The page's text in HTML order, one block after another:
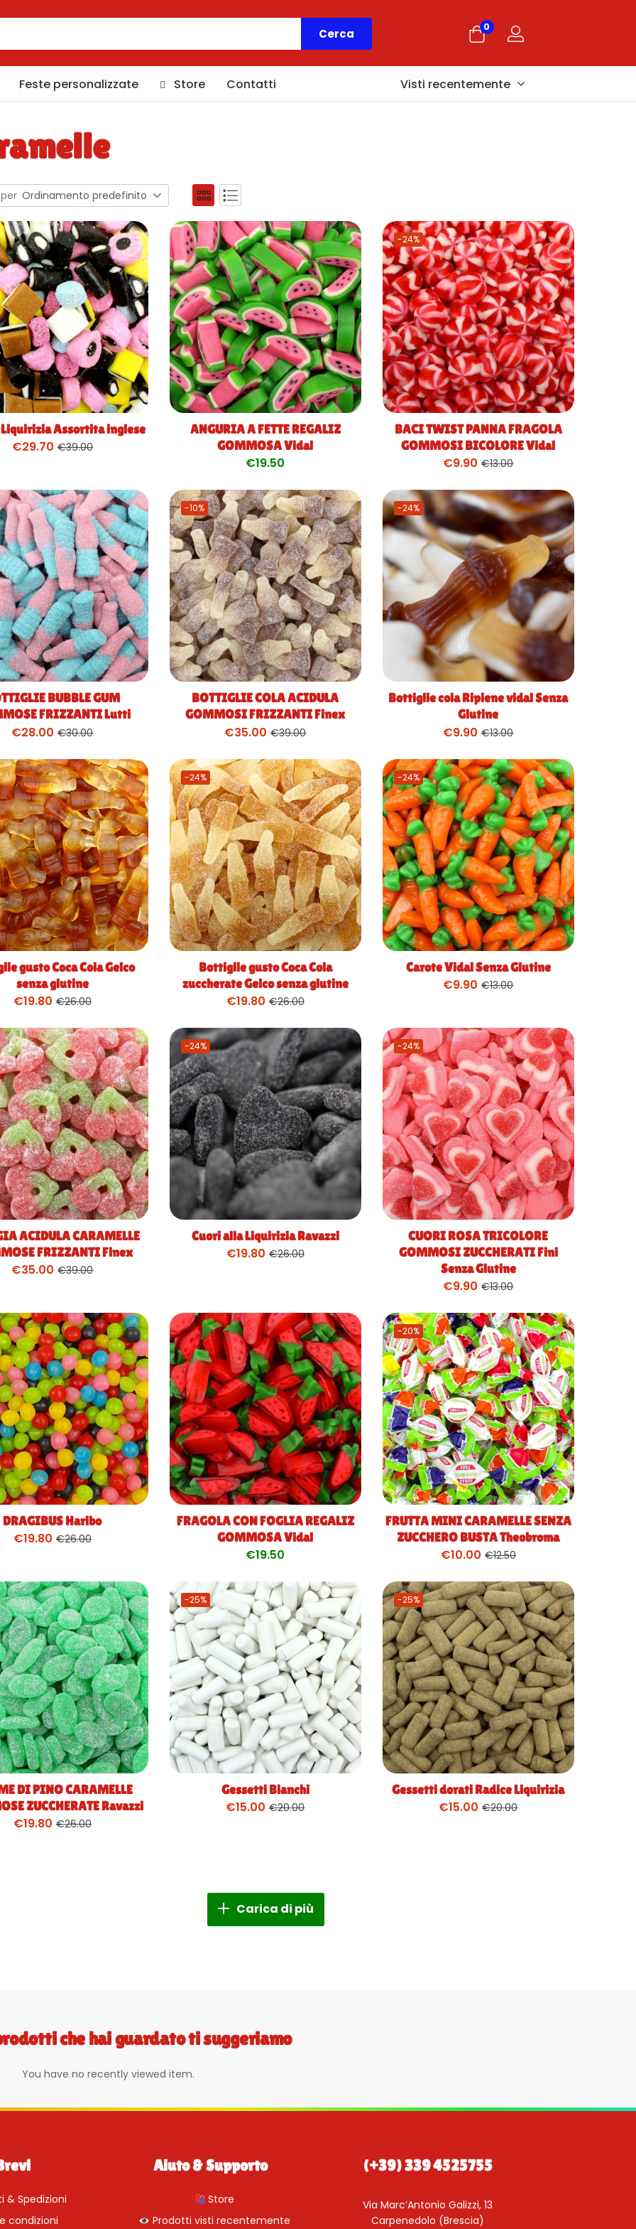
Cerca 0
Feste personalizzate Store Contatti Visti recentemente
Ordinamento predefinito
Assortita inglese
€29.70 €39.00
ANGURIA A FETTE REGALIZ
GOMMOSA Vidal
€19.50
-24%
BACI TWIST PANNA FRAGOLA
GOMMOSI BICOLORE Vidal
€9.90 €13.00
BUBBLE GUM
FRIZZANTI Lutti
€28.00 €30.00
-10%
BOTTIGLIE COLA ACIDULA
GOMMOSI FRIZZANTI Finex
€35.00 €39.00
-24%
Bottiglie cola Ripiene vidal Senza
Glutine
€9.90 €13.00
gusto Coca Cola Gelco
senza glutine
€19.80 €26.00
-24%
Bottiglie gusto Coca Cola
zuccherate Gelco senza glutine
€19.80 €26.00
-24%
Carote Vidal Senza Glutine
€9.90 €13.00
ACIDULA CARAMELLE
FRIZZANTI Finex
€35.00 €39.00
-24%
Cuori alla Liquirizia Ravazzi
€19.80 €26.00
-24%
CUORI ROSA TRICOLORE
GOMMOSI ZUCCHERATI Fini
Senza Glutine
€9.90 €13.00
DRAGIBUS Haribo
€19.80 €26.00
FRAGOLA CON FOGLIA REGALIZ
GOMMOSA Vidal
€19.50
-20%
FRUTTA MINI CARAMELLE SENZA
ZUCCHERO BUSTA Theobroma
€10.00 €12.50
DI PINO CARAMELLE
ZUCCHERATE Ravazzi
€19.80 €26.00
-25%
Gessetti Bianchi
€15.00 €20.00
-25%
Gessetti dorati Radice Liquirizia
€15.00 €20.00
Carica di più
che hai guardato ti suggeriamo
You have no recently viewed item.
& Spedizioni
condizioni
Aiuto & Supporto
Store
Prodotti visti recentemente
(+39) 339 4525755
Via Marc’Antonio Galizzi, 13
Carpenedolo (Brescia)